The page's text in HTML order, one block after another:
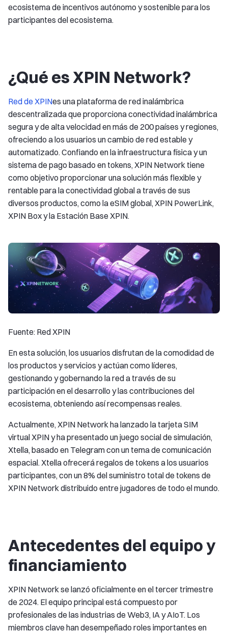
ecosistema de incentivos autónomo y sostenible para los
participantes del ecosistema.
¿Qué es XPIN Network?
Red de XPINes una plataforma de red inalámbrica
descentralizada que proporciona conectividad inalámbrica
segura y de alta velocidad en más de 200 países y regiones,
ofreciendo a los usuarios un cambio de red estable y
automatizado. Confiando en la infraestructura física y un
sistema de pago basado en tokens, XPIN Network tiene
como objetivo proporcionar una solución más flexible y
rentable para la conectividad global a través de sus
diversos productos, como la eSIM global, XPIN PowerLink,
XPIN Box y la Estación Base XPIN.
Fuente: Red XPIN
En esta solución, los usuarios disfrutan de la comodidad de
los productos y servicios y actúan como líderes,
gestionando y gobernando la red a través de su
participación en el desarrollo y las contribuciones del
ecosistema, obteniendo así recompensas reales.
Actualmente, XPIN Network ha lanzado la tarjeta SIM
virtual XPIN y ha presentado un juego social de simulación,
Xtella, basado en Telegram con un tema de comunicación
espacial. Xtella ofrecerá regalos de tokens a los usuarios
participantes, con un 8% del suministro total de tokens de
XPIN Network distribuido entre jugadores de todo el mundo.
Antecedentes del equipo y
financiamiento
XPIN Network se lanzó oficialmente en el tercer trimestre
de 2024. El equipo principal está compuesto por
profesionales de las industrias de Web3, IA y AIoT. Los
miembros clave han desempeñado roles importantes en